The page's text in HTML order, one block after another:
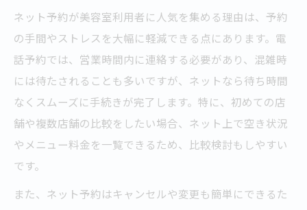
ネット予約が美容室利用者に人気を集める理由は、予約
の手間やストレスを大幅に軽減できる点にあります。電
話予約では、営業時間内に連絡する必要があり、混雑時
には待たされることも多いですが、ネットなら待ち時間
なくスムーズに手続きが完了します。特に、初めての店
舗や複数店舗の比較をしたい場合、ネット上で空き状況
やメニュー料金を一覧できるため、比較検討もしやすい
です。
また、ネット予約はキャンセルや変更も簡単にできるた